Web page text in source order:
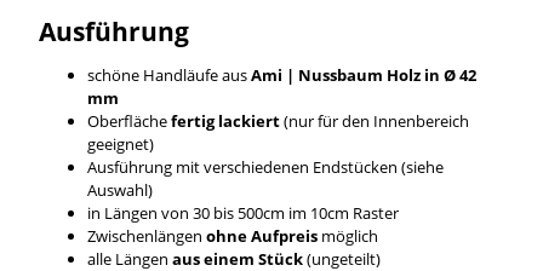
Ausführung
schöne Handläufe ausAmi | Nussbaum Holz in Ø 42
mm
Oberflächefertig lackiert(nur für den Innenbereich
geeignet)
Ausführung mit verschiedenen Endstücken (siehe
Auswahl)
in Längen von 30 bis 500cm im 10cm Raster
Zwischenlängen ohne Aufpreis möglich
alle Längen aus einem Stück(ungeteilt)